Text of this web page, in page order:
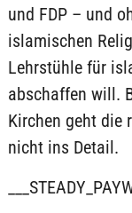
und FDP – und
islamischen
Lehrstühle für
abschaffen will.
Kirchen geht die
nicht ins Detail.